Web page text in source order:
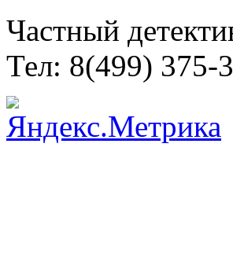
Частный
Тел: 8(499) 375-